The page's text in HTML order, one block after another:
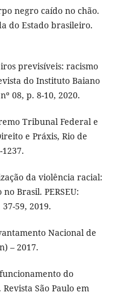
negro caído no chão.
do Estado brasileiro.
previsíveis: racismo
do Instituto Baiano
08, p. 8-10, 2020.
Tribunal Federal e
e Práxis, Rio de
da violência racial:
Brasil. PERSEU:
59, 2019.
Nacional de
– 2017.
do
São Paulo em